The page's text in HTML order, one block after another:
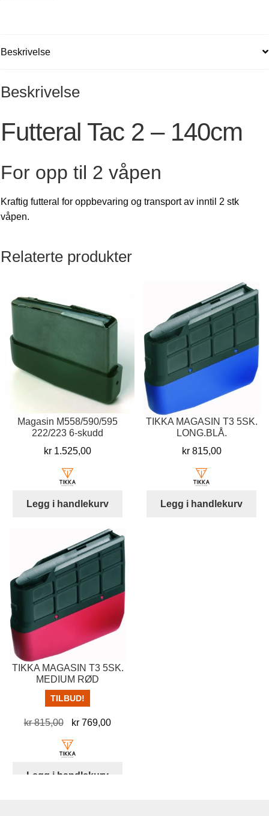
Beskrivelse
Beskrivelse
Futteral Tac 2 – 140cm
For opp til 2 våpen
Kraftig futteral for oppbevaring og transport av inntil 2 stk
våpen.
Relaterte produkter
Magasin M558/590/595
222/223 6-skudd
kr 1.525,00
Legg i handlekurv
TIKKA MAGASIN T3 5SK.
LONG.BLÅ.
kr815,00
Legg i handlekurv
TIKKA MAGASIN T3 5SK.
MEDIUM RØD
TILBUD!
kr815,00
Opprinnelig
var:
kr 769,00Nåværende
Legg i handlekurv